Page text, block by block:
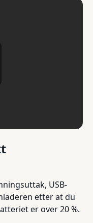
USB-
etter at du
er over 20 %.